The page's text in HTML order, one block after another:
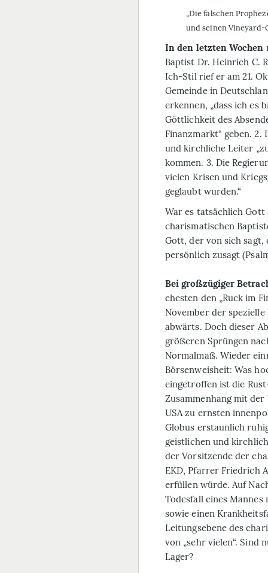
„Die falschen
und seinen Vineyard-
In den letzten Wochen
Baptist Dr. Heinrich C.
Ich-Stil rief er am 21.
Gemeinde in
erkennen, „dass ich es
Göttlichkeit des
Finanzmarkt“ geben.
und kirchliche Leiter
kommen. 3. Die
vielen Krisen und
geglaubt wurden.“
War es tatsächlich
charismatischen
Gott, der von sich sagt,
persönlich zusagt
Bei großzügiger
ehesten den „Ruck im
November der spezielle
abwärts. Doch dieser
größeren Sprüngen
Normalmaß. Wieder
Börsenweisheit: Was
eingetroffen ist die
Zusammenhang mit
USA zu ernsten
Globus erstaunlich
geistlichen und
der Vorsitzende der
EKD, Pfarrer Friedrich
erfüllen würde. Auf
Todesfall eines
sowie einen
Leitungsebene des
von „sehr vielen“. Sind
Lager?